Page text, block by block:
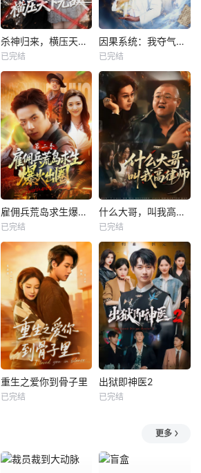
杀神归来，横压天下无敌
已完结
因果系统：我夺气运救苍生
已完结
雇佣兵荒岛求生爆火出圈第二季
已完结
什么大哥，叫我高律师
已完结
重生之爱你到骨子里
已完结
出狱即神医2
已完结
更多